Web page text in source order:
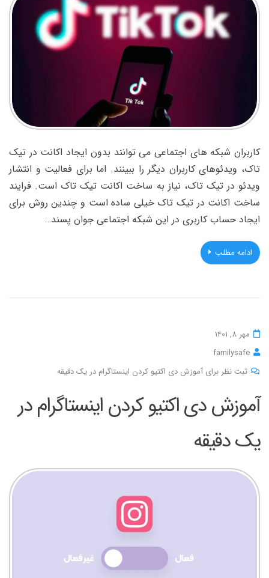
کاربران شبکه های اجتماعی می توانند بدون ایجاد اکانت در تیک
تاک، ویدئوهای کاربران دیگر را ببینند. اما برای فعالیت و انتشار
ویدئو در تیک تاک، نیاز به ساخت اکانت تیک تاک است. فرایند
ساخت اکانت در تیک تاک خیلی ساده است و چندین روش برای
ایجاد حساب کاربری در این شبکه اجتماعی جوان پسند…
ادامه مطلب
مهر 8, 1401
familysafe
ثبت نظر برای آموزش دی اکتیو کردن اینستاگرام در یک دقیقه
آموزش دی اکتیو کردن اینستاگرام در
یک دقیقه